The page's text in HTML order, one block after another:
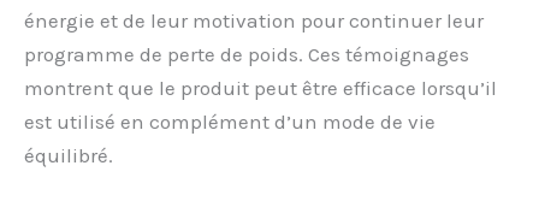
énergie et de leur motivation pour continuer leur
programme de perte de poids. Ces témoignages
montrent que le produit peut être efficace lorsqu’il
est utilisé en complément d’un mode de vie
équilibré.